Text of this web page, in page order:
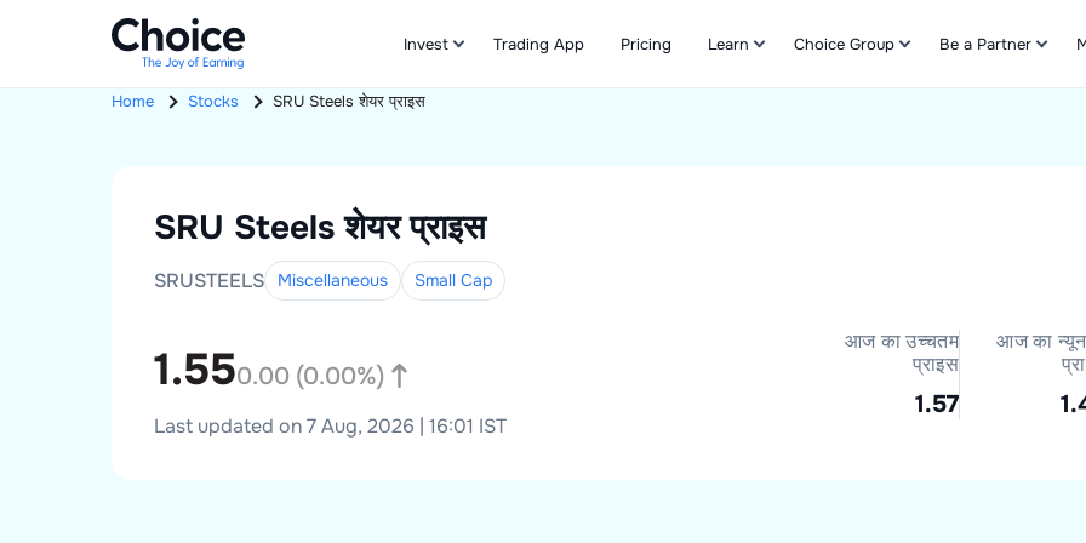
Invest Trading App Pricing Learn Choice Group Be a Partner
Home Stocks SRU Steels शेयर प्राइस
SRU Steels शेयर प्राइस
SRUSTEELS Miscellaneous Small Cap
1.550.00 (0.00%)
Last updated on 7 Aug, 2026 | 16:01 IST
आज का उच्चतम
प्राइस
1.57
आज का